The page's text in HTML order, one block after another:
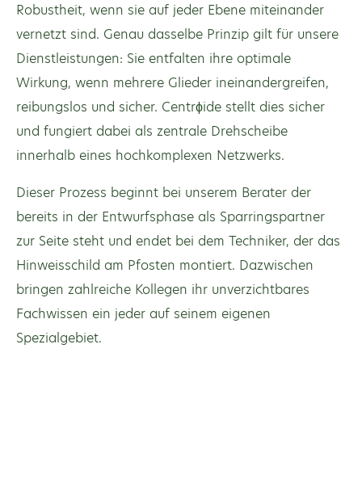
Robustheit, wenn sie auf jeder Ebene miteinander
vernetzt sind. Genau dasselbe Prinzip gilt für unsere
Dienstleistungen: Sie entfalten ihre optimale
Wirkung, wenn mehrere Glieder ineinandergreifen,
reibungslos und sicher. Centrϕide stellt dies sicher
und fungiert dabei als zentrale Drehscheibe
innerhalb eines hochkomplexen Netzwerks.
Dieser Prozess beginnt bei unserem Berater der
bereits in der Entwurfsphase als Sparringspartner
zur Seite steht und endet bei dem Techniker, der das
Hinweisschild am Pfosten montiert. Dazwischen
bringen zahlreiche Kollegen ihr unverzichtbares
Fachwissen ein jeder auf seinem eigenen
Spezialgebiet.